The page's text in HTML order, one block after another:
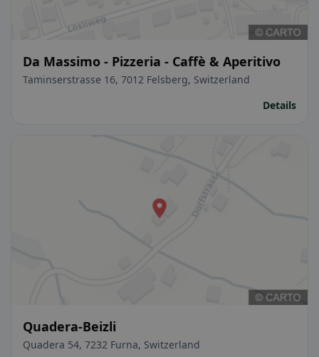
Da Massimo - Pizzeria - Caffè & Aperitivo
Taminserstrasse 16, 7012 Felsberg, Switzerland
Details
Quadera-Beizli
Quadera 54, 7232 Furna, Switzerland